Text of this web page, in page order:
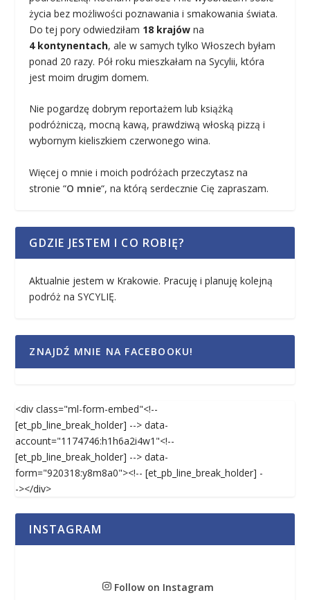
życia bez możliwości poznawania i smakowania świata.
Do tej pory odwiedziłam 18 krajów na
4 kontynentach, ale w samych tylko Włoszech byłam
ponad 20 razy. Pół roku mieszkałam na Sycylii, która
jest moim drugim domem.
Nie pogardzę dobrym reportażem lub książką
podróżniczą, mocną kawą, prawdziwą włoską pizzą i
wybornym kieliszkiem czerwonego wina.
Więcej o mnie i moich podróżach przeczytasz na
stronie “O mnie“, na którą serdecznie Cię zapraszam.
GDZIE JESTEM I CO ROBIĘ?
Aktualnie jestem w Krakowie. Pracuję i planuję kolejną
podróż na SYCYLIĘ.
ZNAJDŹ MNIE NA FACEBOOKU!
<div class="ml-form-embed"<!--
[et_pb_line_break_holder] --> data-
account="1174746:h1h6a2i4w1"<!--
[et_pb_line_break_holder] --> data-
form="920318:y8m8a0"><!-- [et_pb_line_break_holder] -
-></div>
INSTAGRAM
Follow on Instagram